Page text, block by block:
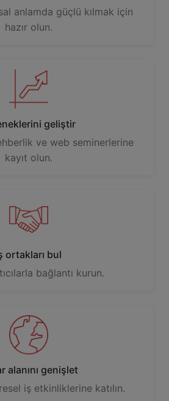
anlamda güçlü kılmak için
hazır olun.
geliştir
ve web seminerlerine
kayıt olun.
ortakları bul
bağlantı kurun.
alanını genişlet
iş etkinliklerine katılın.